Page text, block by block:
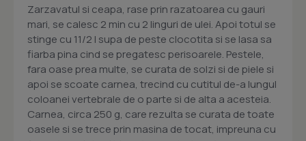
Zarzavatul si ceapa, rase prin razatoarea cu gauri
mari, se calesc 2 min cu 2 linguri de ulei. Apoi totul se
stinge cu 11/2 l supa de peste clocotita si se lasa sa
fiarba pina cind se pregatesc perisoarele. Pestele,
fara oase prea multe, se curata de solzi si de piele si
apoi se scoate carnea, trecind cu cutitul de-a lungul
coloanei vertebrale de o parte si de alta a acesteia.
Carnea, circa 250 g, care rezulta se curata de toate
oasele si se trece prin masina de tocat, impreuna cu